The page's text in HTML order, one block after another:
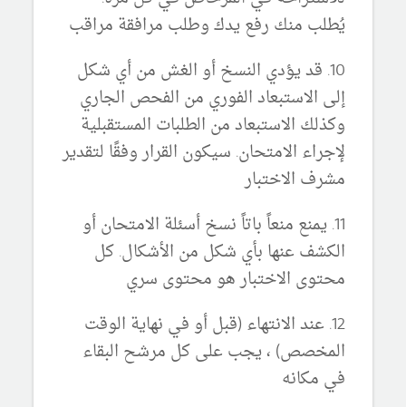
يُطلب منك رفع يدك وطلب مرافقة مراقب
10. قد يؤدي النسخ أو الغش من أي شكل
إلى الاستبعاد الفوري من الفحص الجاري
وكذلك الاستبعاد من الطلبات المستقبلية
لإجراء الامتحان. سيكون القرار وفقًا لتقدير
مشرف الاختبار
11. يمنع منعاً باتاً نسخ أسئلة الامتحان أو
الكشف عنها بأي شكل من الأشكال. كل
محتوى الاختبار هو محتوى سري
12. عند الانتهاء (قبل أو في نهاية الوقت
المخصص) ، يجب على كل مرشح البقاء
في مكانه